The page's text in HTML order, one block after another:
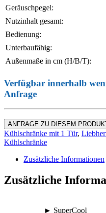
Geräuschpegel:
Nutzinhalt gesamt:
Bedienung:
Unterbaufähig:
Außenmaße in cm (H/B/T):
Verfügbar innerhalb
Anfrage
ANFRAGE ZU DIESEM
Kühlschränke mit 1 Tür,
Kühlschränke
Zusätzliche Informationen
Zusätzliche
► SuperCool